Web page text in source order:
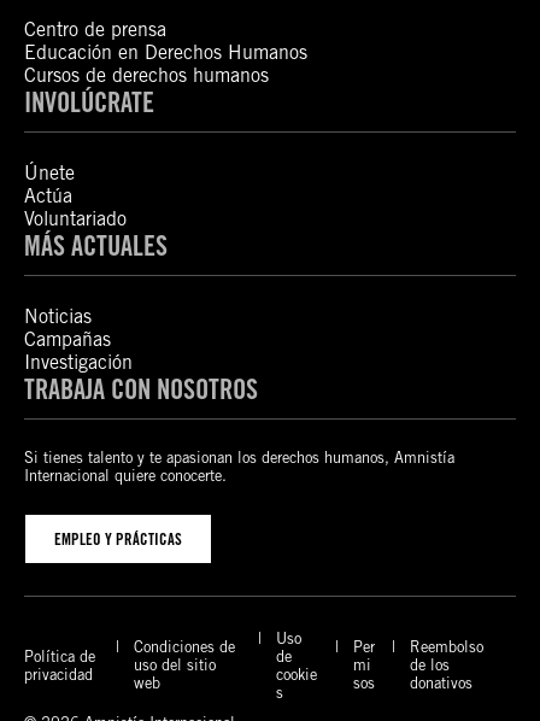
Centro de prensa
Educación en Derechos Humanos
Cursos de derechos humanos
INVOLÚCRATE
Únete
Actúa
Voluntariado
MÁS ACTUALES
Noticias
Campañas
Investigación
TRABAJA CON NOSOTROS
Si tienes talento y te apasionan los derechos humanos, Amnistía
Internacional quiere conocerte.
EMPLEO Y PRÁCTICAS
Política de
privacidad
Condiciones de
uso del sitio
web
Uso
de
cookie
s
Per
mi
sos
Reembolso
de los
donativos